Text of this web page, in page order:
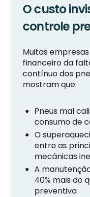
O custo
controle
Muitas
financeiro da
contínuo dos
mostram que:
Pneus mal
consumo de
O
entre as
mecânicas
A
40% mais do
preventiva